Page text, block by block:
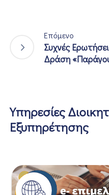
Επόμενο
Συχνές
Δράση
Υπηρεσίες
Εξυπηρέτησης